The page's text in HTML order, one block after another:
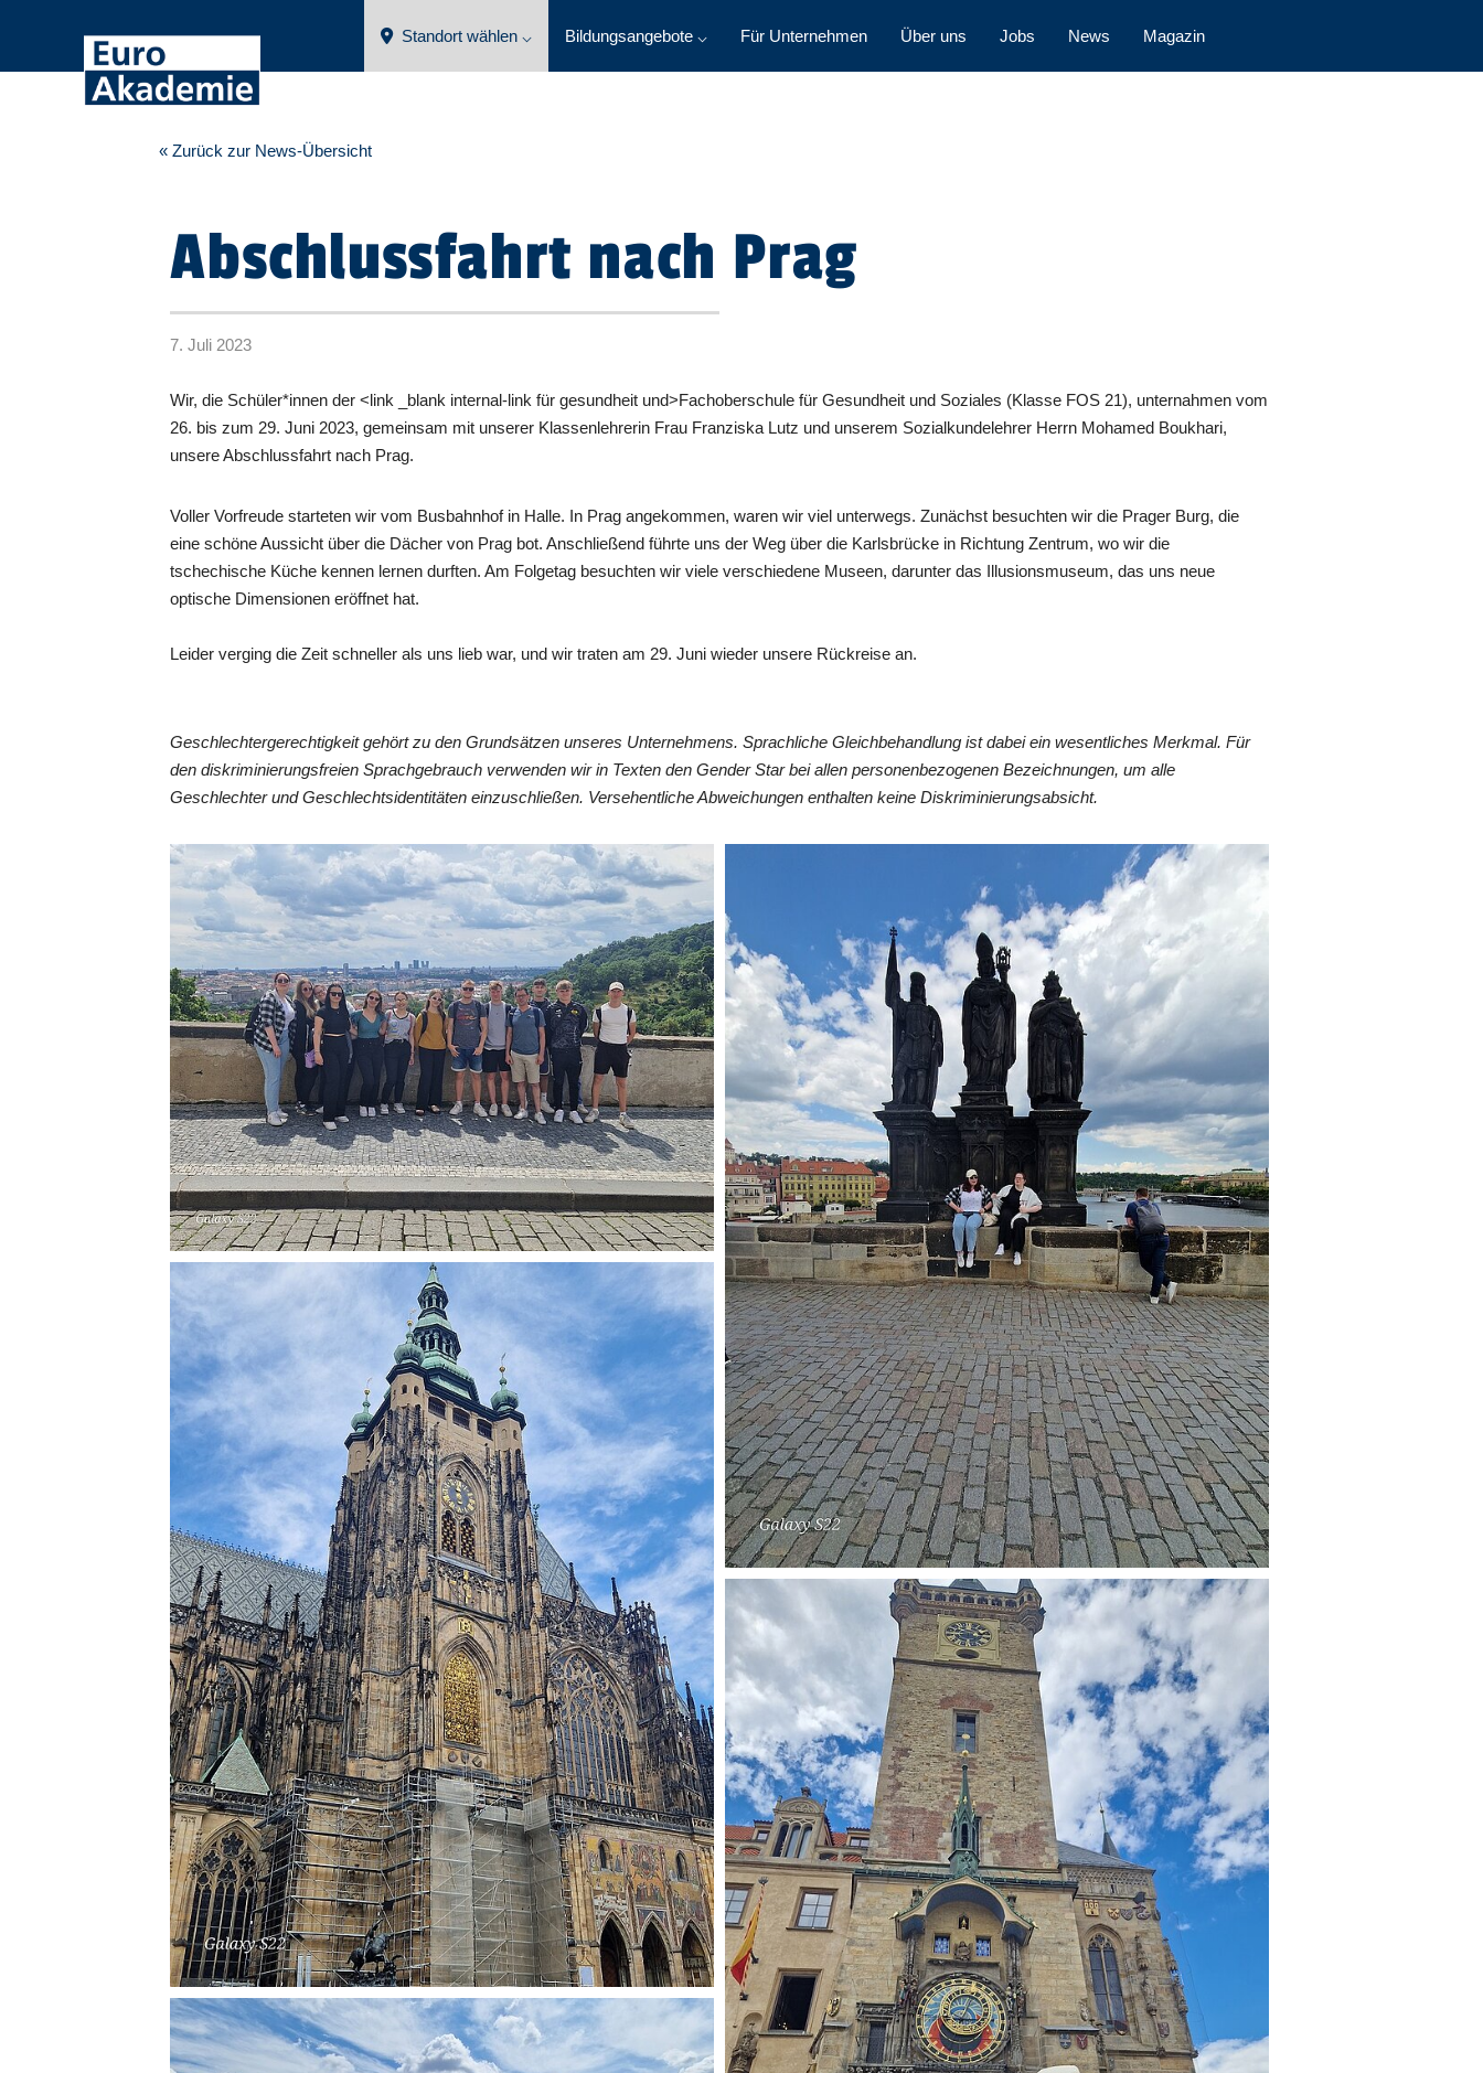
Standort wählen ⌵ Bildungsangebote ⌵ Für Unternehmen Über uns Jobs News Magazin
« Zurück zur News-Übersicht
Abschlussfahrt nach Prag
7. Juli 2023
Wir, die Schüler*innen der <link _blank internal-link für gesundheit und>Fachoberschule für Gesundheit und Soziales (Klasse FOS 21), unternahmen vom
26. bis zum 29. Juni 2023, gemeinsam mit unserer Klassenlehrerin Frau Franziska Lutz und unserem Sozialkundelehrer Herrn Mohamed Boukhari,
unsere Abschlussfahrt nach Prag.
Voller Vorfreude starteten wir vom Busbahnhof in Halle. In Prag angekommen, waren wir viel unterwegs. Zunächst besuchten wir die Prager Burg, die
eine schöne Aussicht über die Dächer von Prag bot. Anschließend führte uns der Weg über die Karlsbrücke in Richtung Zentrum, wo wir die
tschechische Küche kennen lernen durften. Am Folgetag besuchten wir viele verschiedene Museen, darunter das Illusionsmuseum, das uns neue
optische Dimensionen eröffnet hat.
Leider verging die Zeit schneller als uns lieb war, und wir traten am 29. Juni wieder unsere Rückreise an.
Geschlechtergerechtigkeit gehört zu den Grundsätzen unseres Unternehmens. Sprachliche Gleichbehandlung ist dabei ein wesentliches Merkmal. Für
den diskriminierungsfreien Sprachgebrauch verwenden wir in Texten den Gender Star bei allen personenbezogenen Bezeichnungen, um alle
Geschlechter und Geschlechtsidentitäten einzuschließen. Versehentliche Abweichungen enthalten keine Diskriminierungsabsicht.